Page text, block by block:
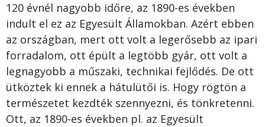
120 évnél nagyobb időre, az 1890-es években
indult el ez az Egyesült Államokban. Azért ebben
az országban, mert ott volt a legerősebb az ipari
forradalom, ott épült a legtöbb gyár, ott volt a
legnagyobb a műszaki, technikai fejlődés. De ott
ütköztek ki ennek a hátulütői is. Hogy rögtön a
természetet kezdték szennyezni, és tönkretenni.
Ott, az 1890-es években pl. az Egyesült